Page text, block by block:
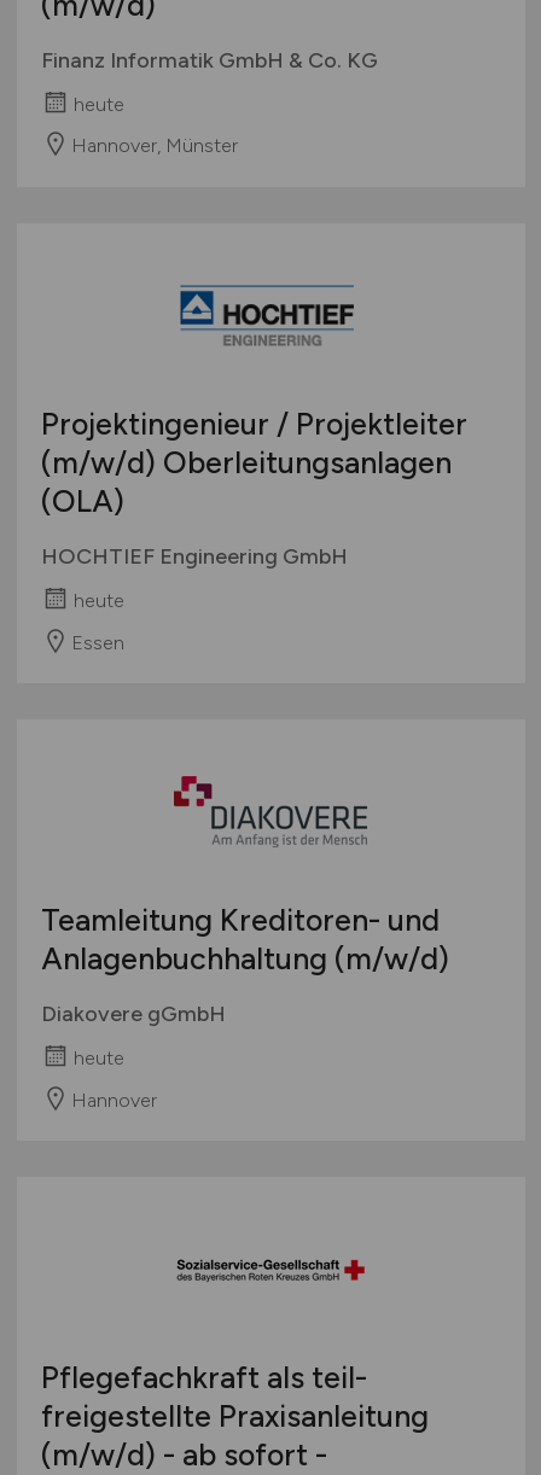
Finanz Informatik GmbH & Co. KG
heute
Hannover, Münster
Projektingenieur / Projektleiter
(m/w/d) Oberleitungsanlagen
(OLA)
HOCHTIEF Engineering GmbH
heute
Essen
Teamleitung Kreditoren- und
Anlagenbuchhaltung (m/w/d)
Diakovere gGmbH
heute
Hannover
Pflegefachkraft als teil-
freigestellte Praxisanleitung
(m/w/d) - ab sofort -